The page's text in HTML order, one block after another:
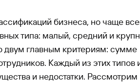
бизнеса, но чаще
типа: малый, средний и
двум главным критериям: сумме
Каждый из этих типов
и недостатки. Рассмотрим